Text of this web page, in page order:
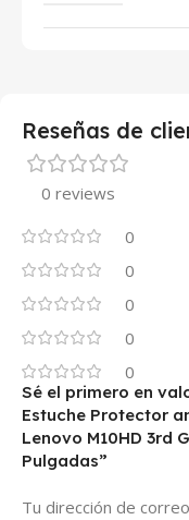
Reseñas de
0 reviews
0
0
0
0
0
Sé el primero en
Estuche Protector
Lenovo M10HD 3rd
Pulgadas”
Tu dirección de